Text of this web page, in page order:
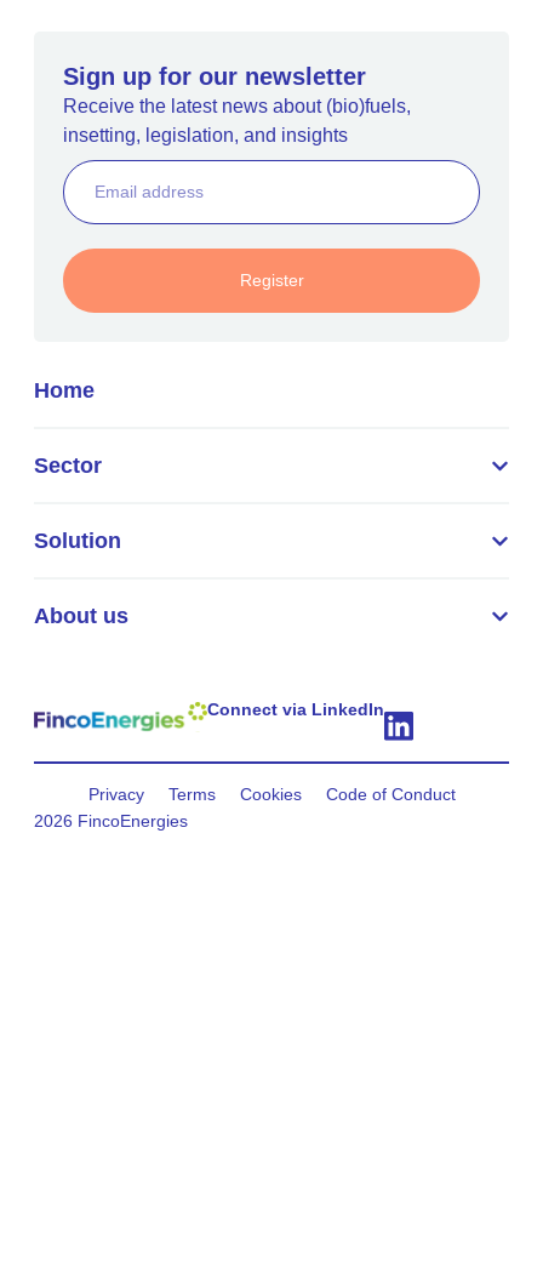
Home
Sector
Solution
About us
Sign up for our newsletter
Receive the latest news about (bio)fuels,
insetting, legislation, and insights
Register
Connect via LinkedIn
2026 FincoEnergies
Privacy Terms Cookies Code of Conduct